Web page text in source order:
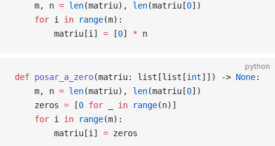
    m, n
= len(matriu), len(matriu[0])
    for
i in range(m):
        matriu[i]
= [0] * n
python
def posar_a_zero(matriu: list[list[int]]) -> None:
    m, n
= len(matriu), len(matriu[0])
    zeros
= [0 for in range(n)]
    for
i in range(m):
        matriu[i]
= zeros